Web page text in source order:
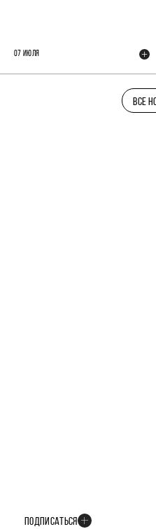
07 ИЮЛЯ
ВСЕ
ПОДПИСАТЬСЯ